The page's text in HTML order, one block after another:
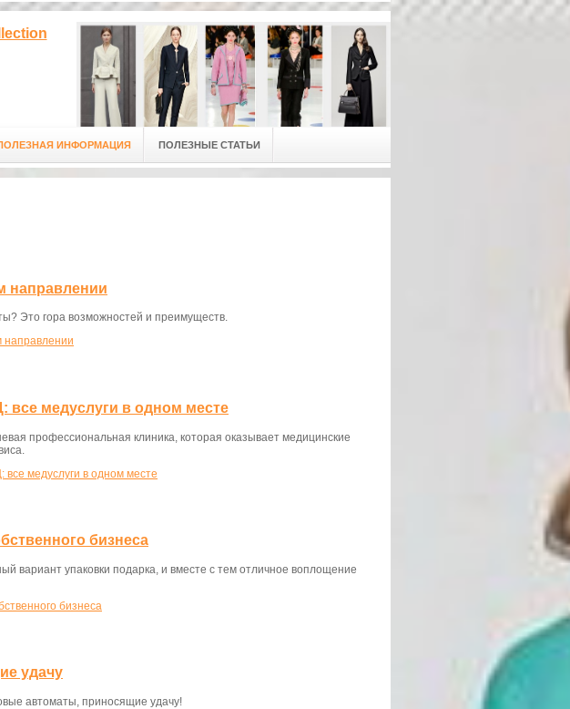
ИНФОРМАЦИЯ ПОЛЕЗНЫЕ СТАТЬИ
направлении
Это гора возможностей и преимуществ.
направлении
все медуслуги в одном месте
профессиональная клиника, которая оказывает медицинские
медуслуги в одном месте
бизнеса
вариант упаковки подарка, и вместе с тем отличное воплощение
бизнеса
удачу
автоматы, приносящие удачу!